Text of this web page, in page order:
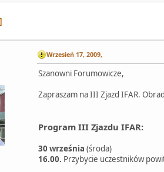
Wrzesień 17, 2009,
Szanowni Forumowicze,
Zapraszam na III Zjazd IFAR.
Program III Zjazdu IFAR:
30 września (środa)
16.00. Przybycie uczestników